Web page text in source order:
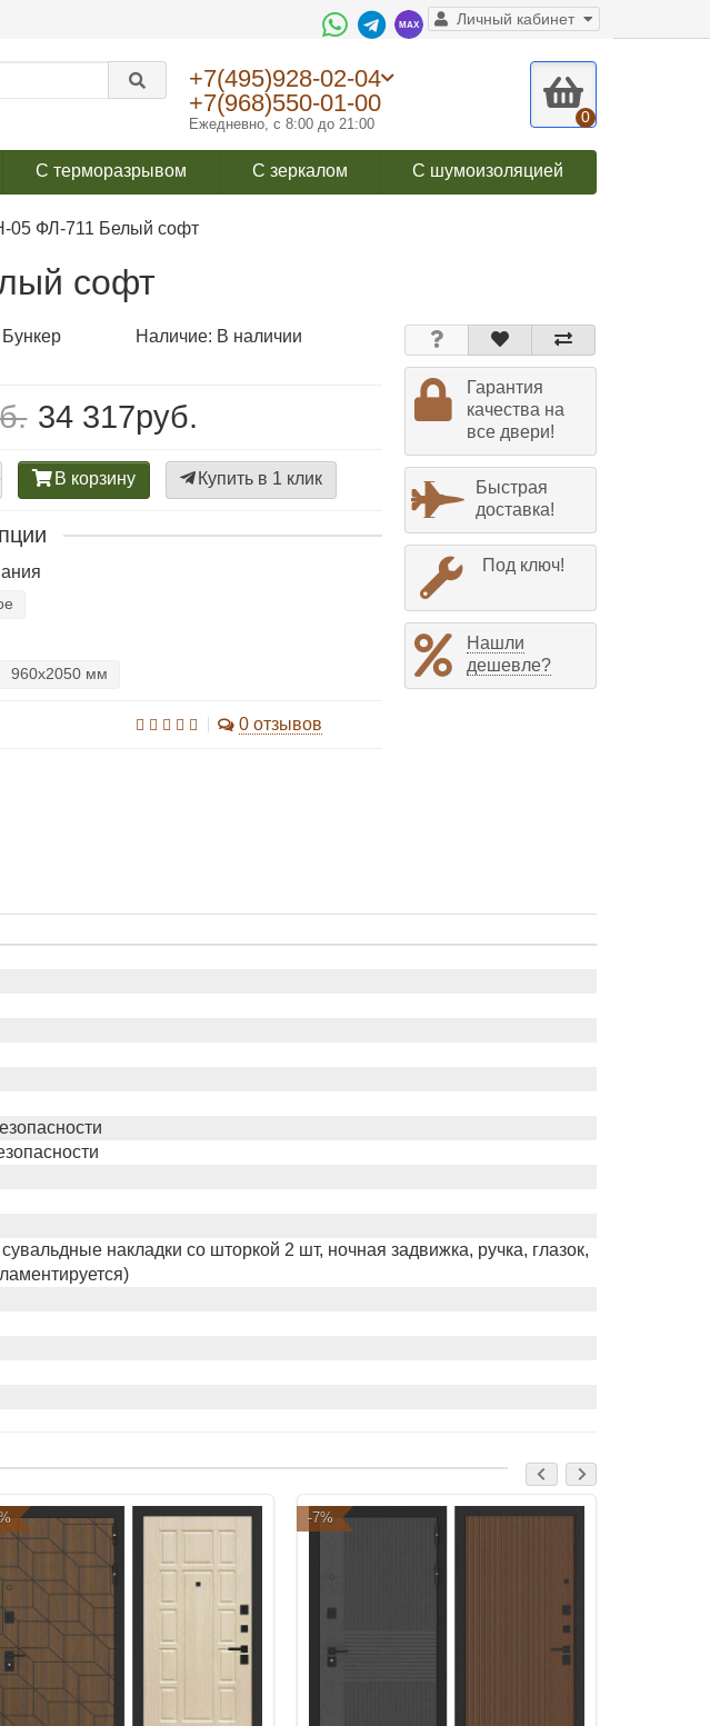
Личный кабинет
+7(495)928-02-04
+7(968)550-01-00
Ежедневно, с 8:00 до 21:00 0
С терморазрывом С зеркалом С шумоизоляцией
05 ФЛ-711 Белый софт
софт
Бункер
Наличие: В наличии
34 317руб.
В корзину Купить в 1 клик
960х2050 мм
0 отзывов
Гарантия
качества на
все двери!
Быстрая
доставка!
Под ключ!
Нашли
дешевле?
накладки со шторкой 2 шт, ночная задвижка, ручка, глазок,
-7%